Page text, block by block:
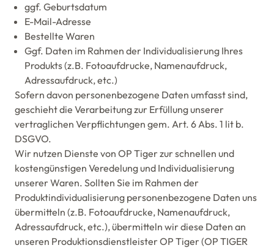
ggf. Geburtsdatum
E-Mail-Adresse
Bestellte Waren
Ggf. Daten im Rahmen der Individualisierung Ihres
Produkts (z.B. Fotoaufdrucke, Namenaufdruck,
Adressaufdruck, etc.)
Sofern davon personenbezogene Daten umfasst sind,
geschieht die Verarbeitung zur Erfüllung unserer
vertraglichen Verpflichtungen gem. Art. 6 Abs. 1 lit b.
DSGVO.
Wir nutzen Dienste von OP Tiger zur schnellen und
kostengünstigen Veredelung und Individualisierung
unserer Waren. Sollten Sie im Rahmen der
Produktindividualisierung personenbezogene Daten uns
übermitteln (z.B. Fotoaufdrucke, Namenaufdruck,
Adressaufdruck, etc.), übermitteln wir diese Daten an
unseren Produktionsdienstleister OP Tiger (OP TIGER